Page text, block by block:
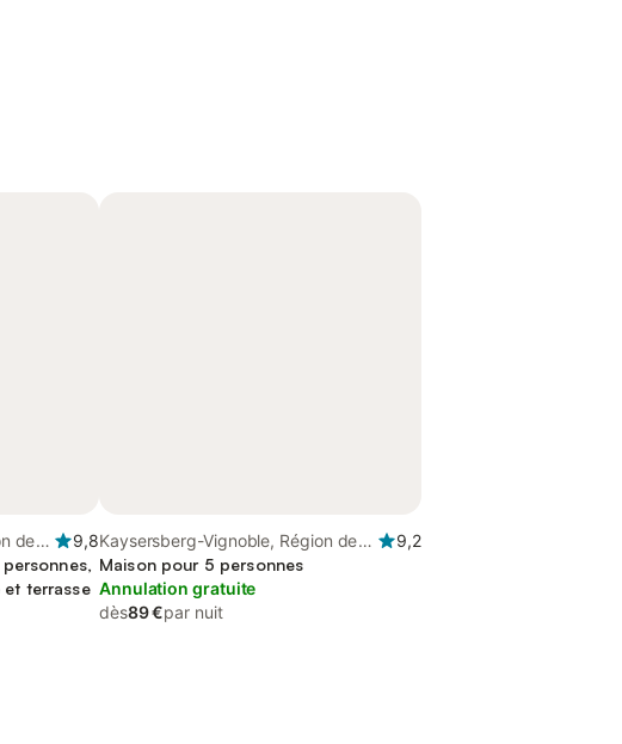
de
9,8
et terrasse
Kaysersberg-Vignoble, Région de
Ribeauvillé
9,2
Maison pour 5 personnes
Annulation gratuite
dès89 €par nuit